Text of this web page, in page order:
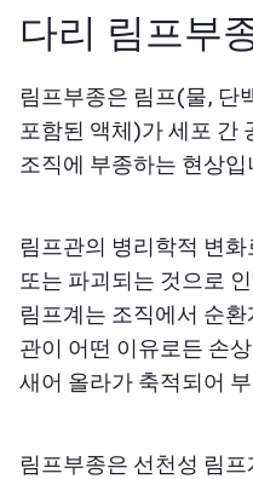
다리 림프부
림프부종은 림프(물, 단
포함된 액체)가 세포 간
조직에 부종하는 현상입
림프관의 병리학적 변
또는 파괴되는 것으로
림프계는 조직에서 순
관이 어떤 이유로든 손
새어 올라가 축적되어
림프부종은 선천성 림